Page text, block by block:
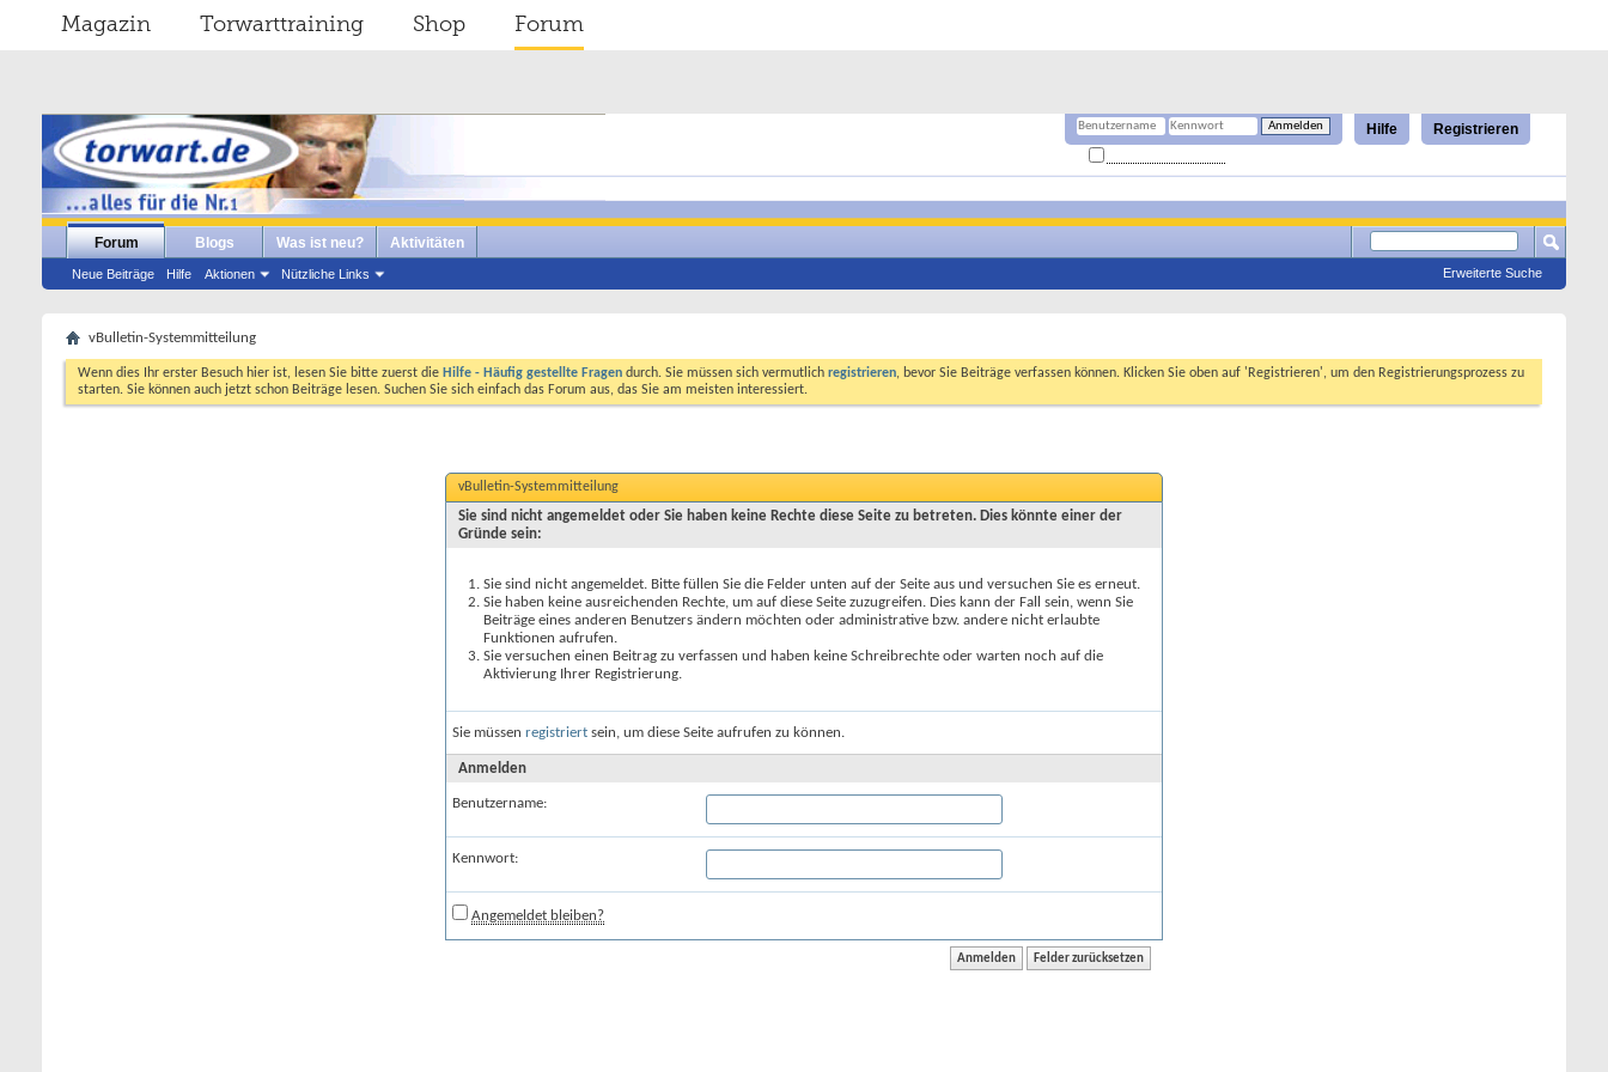
Magazin Torwarttraining Shop Forum
Registrieren
Hilfe
Forum
Neue Beiträge Hilfe Aktionen Nützliche Links
Blogs Was ist neu? Aktivitäten
Erweiterte Suche
vBulletin-Systemmitteilung
Wenn dies Ihr erster Besuch hier ist, lesen Sie bitte zuerst die Hilfe - Häufig gestellte Fragen durch. Sie müssen sich vermutlich registrieren, bevor Sie Beiträge verfassen können. Klicken Sie oben auf 'Registrieren', um den Registrierungsprozess zu
starten. Sie können auch jetzt schon Beiträge lesen. Suchen Sie sich einfach das Forum aus, das Sie am meisten interessiert.
vBulletin-Systemmitteilung
Sie sind nicht angemeldet oder Sie haben keine Rechte diese Seite zu betreten. Dies könnte einer der
Gründe sein:
Sie sind nicht angemeldet. Bitte füllen Sie die Felder unten auf der Seite aus und versuchen Sie es erneut.
Sie haben keine ausreichenden Rechte, um auf diese Seite zuzugreifen. Dies kann der Fall sein, wenn Sie
Beiträge eines anderen Benutzers ändern möchten oder administrative bzw. andere nicht erlaubte
Funktionen aufrufen.
Sie versuchen einen Beitrag zu verfassen und haben keine Schreibrechte oder warten noch auf die
Aktivierung Ihrer Registrierung.
Sie müssen registriert sein, um diese Seite aufrufen zu können.
Anmelden
Benutzername:
Kennwort:
Angemeldet bleiben?